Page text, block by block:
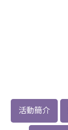
活動簡介